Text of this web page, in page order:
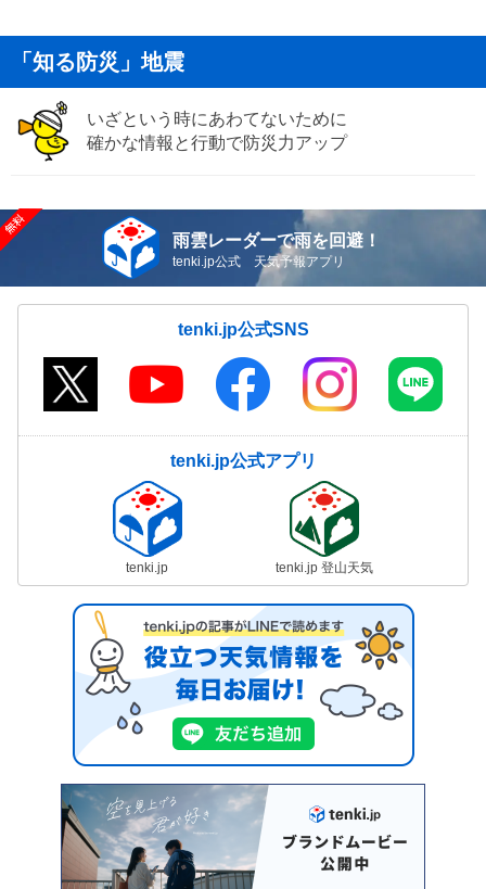
「知る防災」地震
いざという時にあわてないために
確かな情報と行動で防災力アップ
雨雲レーダーで雨を回避！
tenki.jp公式 天気予報アプリ
tenki.jp公式SNS
tenki.jp公式アプリ
tenki.jp tenki.jp 登山天気